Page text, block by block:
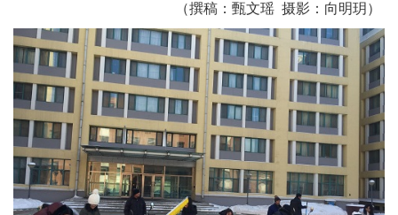
（撰稿：甄文瑶 摄影：向明玥）